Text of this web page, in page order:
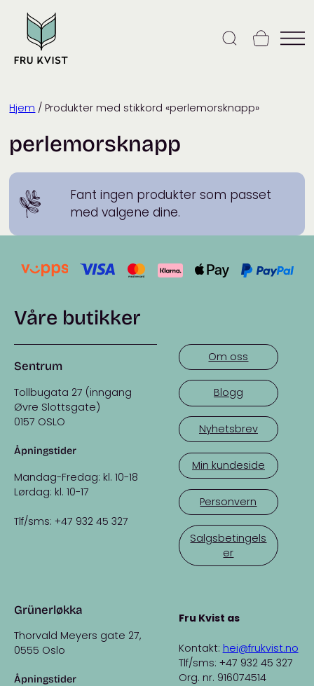
content
Hjem / Produkter med stikkord «perlemorsknapp»
perlemorsknapp
Fant ingen produkter som passet
med valgene dine.
Våre butikker
Sentrum
Tollbugata 27 (inngang
Øvre Slottsgate)
0157 OSLO
Åpningstider
Mandag-Fredag: kl. 10-18
Lørdag: kl. 10-17
Tlf/sms: +47 932 45 327
Grünerløkka
Thorvald Meyers gate 27,
0555 Oslo
Åpningstider
Om oss
Blogg
Nyhetsbrev
Min kundeside
Personvern
Salgsbetingels
er
Fru Kvist as
Kontakt: hei@frukvist.no
Tlf/sms: +47 932 45 327
Org. nr. 916074514